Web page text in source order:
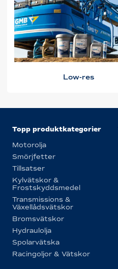
Low-res
Topp produktkategorier
Motorolja
Smörjfetter
Tillsatser
Kylvätskor &
Frostskyddsmedel
Transmissions &
Växellådsvätskor
Bromsvätskor
Hydraulolja
Spolarvätska
Racingoljor & Vätskor